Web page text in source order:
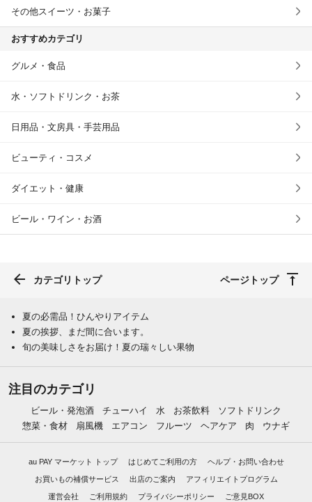
その他スイーツ・お菓子
おすすめカテゴリ
グルメ・食品
水・ソフトドリンク・お茶
日用品・文房具・手芸用品
ビューティ・コスメ
ダイエット・健康
ビール・ワイン・お酒
カテゴリトップ ページトップ
夏の必需品！ひんやりアイテム
夏の挨拶、まだ間に合います。
旬の美味しさをお届け！夏の瑞々しい果物
注目のカテゴリ
ビール・発泡酒 チューハイ 水 お茶飲料
ソフトドリンク
惣菜・食材
扇風機 エアコン フルーツ ヘアケア 肉 ウナギ
au PAY マーケット トップ はじめてご利用の方 ヘルプ・お問い合わせ
お買いもの補償サービス 出店のご案内 アフィリエイトプログラム
運営会社 ご利用規約 プライバシーポリシー ご意見BOX